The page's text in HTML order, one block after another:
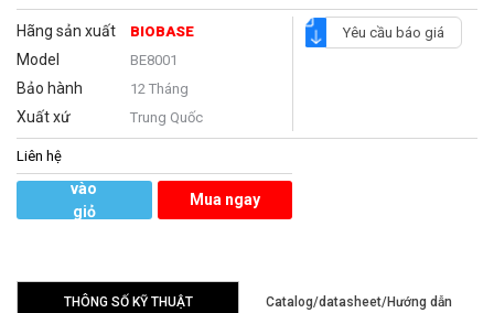
Hãng sản xuất BIOBASE
Model BE8001
Bảo hành 12 Tháng
Xuất xứ Trung Quốc
Yêu cầu báo giá
Liên hệ
vào
giỏ
Mua ngay
THÔNG SỐ KỸ THUẬT
Catalog/datasheet/Hướng dẫn